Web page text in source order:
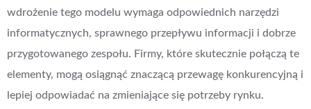
wdrożenie tego modelu wymaga odpowiednich narzędzi
informatycznych, sprawnego przepływu informacji i dobrze
przygotowanego zespołu. Firmy, które skutecznie połączą te
elementy, mogą osiągnąć znaczącą przewagę konkurencyjną i
lepiej odpowiadać na zmieniające się potrzeby rynku.